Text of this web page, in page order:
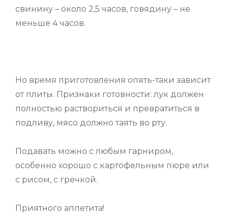
свинину – около 2,5 часов, говядину – не
меньше 4 часов.
Но время приготовления опять-таки зависит
от плиты. Признаки готовности: лук должен
полностью раствориться и превратиться в
подливу, мясо должно таять во рту.
Подавать можно с любым гарниром,
особенно хорошо с картофельным пюре или
с рисом, с гречкой.
Приятного аппетита!